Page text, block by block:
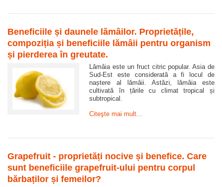
Beneficiile și daunele lămâilor. Proprietățile,
compoziția și beneficiile lămâii pentru organism
și pierderea în greutate.
Lămâia este un fruct citric popular. Asia de
Sud-Est este considerată a fi locul de
naștere al lămâii. Astăzi, lămâia este
cultivată în țările cu climat tropical și
subtropical.
Citeşte mai mult...
Grapefruit - proprietăți nocive și benefice. Care
sunt beneficiile grapefruit-ului pentru corpul
bărbaților și femeilor?